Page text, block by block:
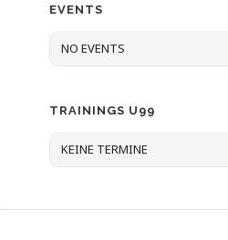
EVENTS
NO EVENTS
TRAININGS U99
KEINE TERMINE